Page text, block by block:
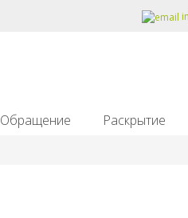
Обращение Раскрытие